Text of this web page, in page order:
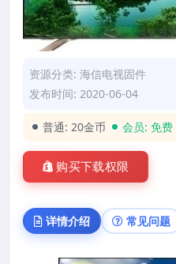
资源分类: 海信电视固件
发布时间: 2020-06-04
普通: 20金币 会员: 免费
购买下载权限
详情介绍 常见问题